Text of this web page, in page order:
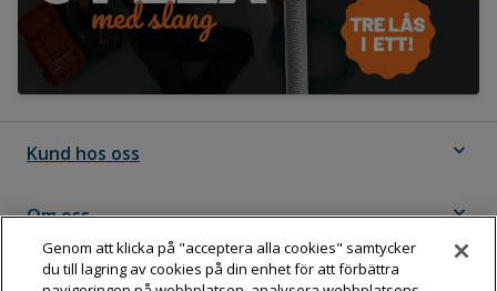
Kund hos oss expand_more
Om oss expand_more
Följ Dahl
Genom att klicka på "acceptera alla cookies" samtycker
du till lagring av cookies på din enhet för att förbättra